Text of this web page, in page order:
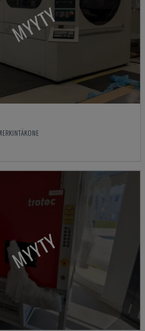
MYYTY
MYYTY